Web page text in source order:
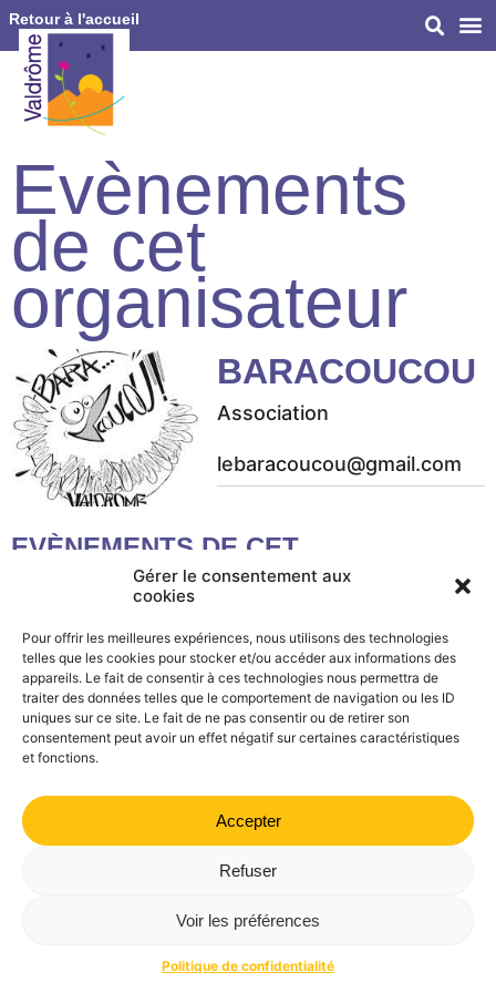
Gérer le consentement aux
cookies
Pour offrir les meilleures expériences, nous utilisons des technologies
telles que les cookies pour stocker et/ou accéder aux informations des
appareils. Le fait de consentir à ces technologies nous permettra de
traiter des données telles que le comportement de navigation ou les ID
uniques sur ce site. Le fait de ne pas consentir ou de retirer son
consentement peut avoir un effet négatif sur certaines caractéristiques
et fonctions.
Accepter
Refuser
Voir les préférences
Politique de confidentialité
Retour à l'accueil
Evènements
de cet
organisateur
BARACOUCOU
Association
lebaracoucou@gmail.com
EVÈNEMENTS DE CET
ORGANISATEUR
AUCUN ÉVÈNEMENT
Mairie de Valdrôme | 14 rue Haute, 26310 Valdrôme | 04 75